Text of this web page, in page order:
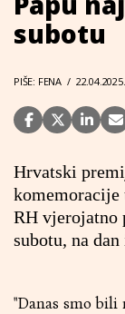
subotu
PIŠE: FENA /
Hrvatski
komemoracije
RH vjerojatno
subotu, na
"Danas smo bili